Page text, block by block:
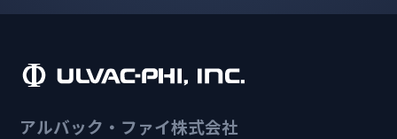
アルバック・ファイ株式会社